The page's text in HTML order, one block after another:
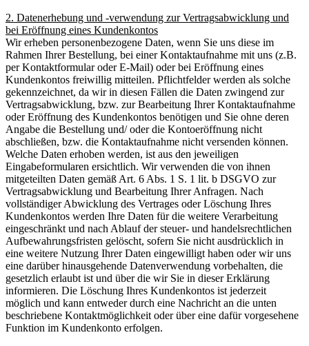
2. Datenerhebung und -verwendung zur Vertragsabwicklung und
bei Eröffnung eines Kundenkontos
Wir erheben personenbezogene Daten, wenn Sie uns diese im
Rahmen Ihrer Bestellung, bei einer Kontaktaufnahme mit uns (z.B.
per Kontaktformular oder E-Mail) oder bei Eröffnung eines
Kundenkontos freiwillig mitteilen. Pflichtfelder werden als solche
gekennzeichnet, da wir in diesen Fällen die Daten zwingend zur
Vertragsabwicklung, bzw. zur Bearbeitung Ihrer Kontaktaufnahme
oder Eröffnung des Kundenkontos benötigen und Sie ohne deren
Angabe die Bestellung und/ oder die Kontoeröffnung nicht
abschließen, bzw. die Kontaktaufnahme nicht versenden können.
Welche Daten erhoben werden, ist aus den jeweiligen
Eingabeformularen ersichtlich. Wir verwenden die von ihnen
mitgeteilten Daten gemäß Art. 6 Abs. 1 S. 1 lit. b DSGVO zur
Vertragsabwicklung und Bearbeitung Ihrer Anfragen. Nach
vollständiger Abwicklung des Vertrages oder Löschung Ihres
Kundenkontos werden Ihre Daten für die weitere Verarbeitung
eingeschränkt und nach Ablauf der steuer- und handelsrechtlichen
Aufbewahrungsfristen gelöscht, sofern Sie nicht ausdrücklich in
eine weitere Nutzung Ihrer Daten eingewilligt haben oder wir uns
eine darüber hinausgehende Datenverwendung vorbehalten, die
gesetzlich erlaubt ist und über die wir Sie in dieser Erklärung
informieren. Die Löschung Ihres Kundenkontos ist jederzeit
möglich und kann entweder durch eine Nachricht an die unten
beschriebene Kontaktmöglichkeit oder über eine dafür vorgesehene
Funktion im Kundenkonto erfolgen.